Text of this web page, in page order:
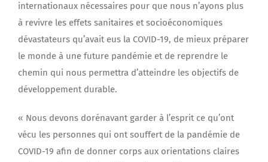
internationaux nécessaires pour que nous n’ayons plus
à revivre les effets sanitaires et socioéconomiques
dévastateurs qu’avait eus la COVID-19, de mieux préparer
le monde à une future pandémie et de reprendre le
chemin qui nous permettra d’atteindre les objectifs de
développement durable.
« Nous devons dorénavant garder à l’esprit ce qu’ont
vécu les personnes qui ont souffert de la pandémie de
COVID-19 afin de donner corps aux orientations claires